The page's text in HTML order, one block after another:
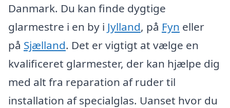
Danmark. Du kan finde dygtige
glarmestre i en by i Jylland, på Fyn eller
på Sjælland. Det er vigtigt at vælge en
kvalificeret glarmester, der kan hjælpe dig
med alt fra reparation af ruder til
installation af specialglas. Uanset hvor du